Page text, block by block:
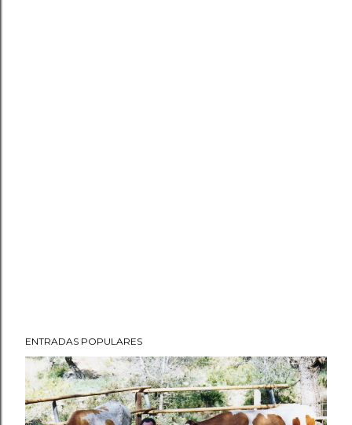
ENTRADAS POPULARES